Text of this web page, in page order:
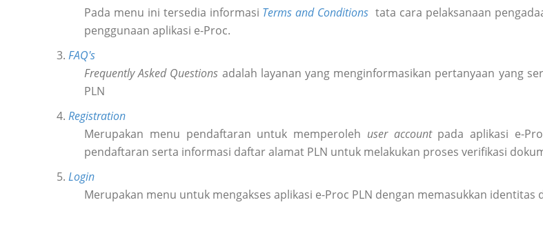
Pada menu ini tersedia informasi Terms and Conditions tata cara pelaksanaan
penggunaan aplikasi e-Proc.
3. FAQ's
Frequently Asked Questions adalah layanan yang menginformasikan pertanyaan yang
PLN
4. Registration
Merupakan menu pendaftaran untuk memperoleh user accountpada aplikasi e-
pendaftaran serta informasi daftar alamat PLN untuk melakukan proses verifikasi
5. Login
Merupakan menu untuk mengakses aplikasi e-Proc PLN dengan memasukkan identitas